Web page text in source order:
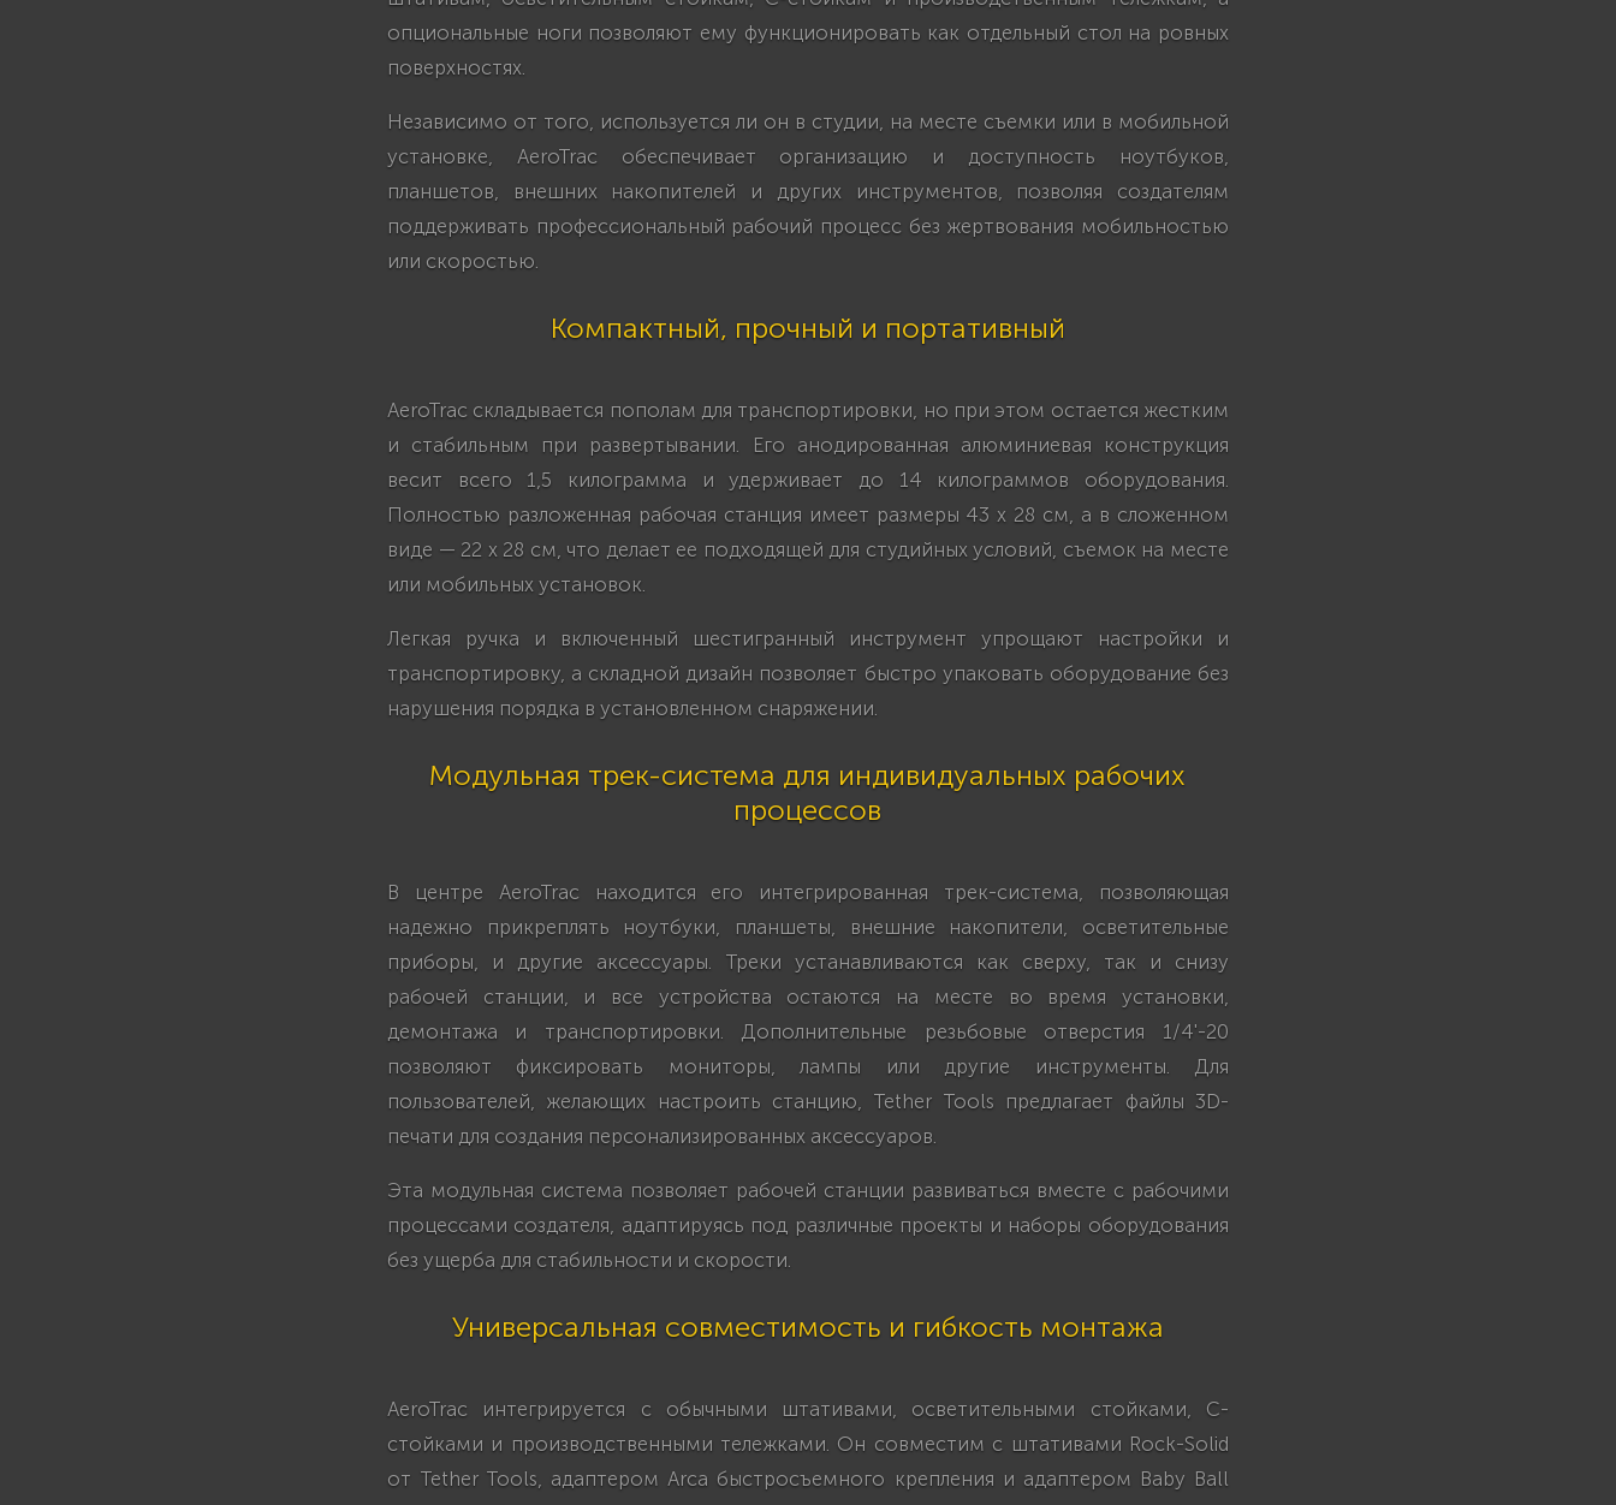
опциональные ноги позволяют ему функционировать как отдельный стол на ровных
поверхностях.
Независимо от того, используется ли он в студии, на месте съемки или в мобильной
установке, AeroTrac обеспечивает организацию и доступность ноутбуков,
планшетов, внешних накопителей и других инструментов, позволяя создателям
поддерживать профессиональный рабочий процесс без жертвования мобильностью
или скоростью.
Компактный, прочный и портативный
AeroTrac складывается пополам для транспортировки, но при этом остается жестким
и стабильным при развертывании. Его анодированная алюминиевая конструкция
весит всего 1,5 килограмма и удерживает до 14 килограммов оборудования.
Полностью разложенная рабочая станция имеет размеры 43 x 28 см, а в сложенном
виде — 22 x 28 см, что делает ее подходящей для студийных условий, съемок на месте
или мобильных установок.
Легкая ручка и включенный шестигранный инструмент упрощают настройки и
транспортировку, а складной дизайн позволяет быстро упаковать оборудование без
нарушения порядка в установленном снаряжении.
Модульная трек-система для индивидуальных рабочих
процессов
В центре AeroTrac находится его интегрированная трек-система, позволяющая
надежно прикреплять ноутбуки, планшеты, внешние накопители, осветительные
приборы, и другие аксессуары. Треки устанавливаются как сверху, так и снизу
рабочей станции, и все устройства остаются на месте во время установки,
демонтажа и транспортировки. Дополнительные резьбовые отверстия 1/4'-20
позволяют фиксировать мониторы, лампы или другие инструменты. Для
пользователей, желающих настроить станцию, Tether Tools предлагает файлы 3D-
печати для создания персонализированных аксессуаров.
Эта модульная система позволяет рабочей станции развиваться вместе с рабочими
процессами создателя, адаптируясь под различные проекты и наборы оборудования
без ущерба для стабильности и скорости.
Универсальная совместимость и гибкость монтажа
AeroTrac интегрируется с обычными штативами, осветительными стойками, C-
стойками и производственными тележками. Он совместим с штативами Rock-Solid
от Tether Tools, адаптером Arca быстросъемного крепления и адаптером Baby Ball